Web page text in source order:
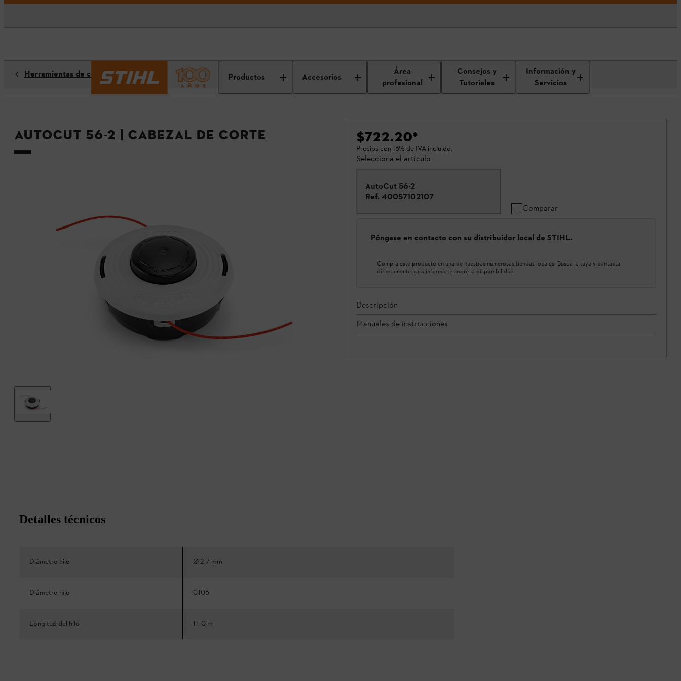
Productos Accesorios
Área
profesional
Consejos y
Tutoriales
Información y
Servicios
Herramientas de corte
AutoCut 56-2 | Cabezal de corte $722.20*
Precios con 16% de IVA incluido.
Selecciona el artículo
AutoCut 56-2
Ref. 40057102107
Comparar
Póngase en contacto con su distribuidor local de STIHL.
Compra este producto en una de nuestras numerosas tiendas locales. Busca la tuya y contacta
directamente para informarte sobre la disponibilidad.
Descripción
Manuales de instrucciones
Detalles técnicos
Diámetro hilo Ø 2,7 mm
Diámetro hilo 0.106
Longitud del hilo 11, 0 m